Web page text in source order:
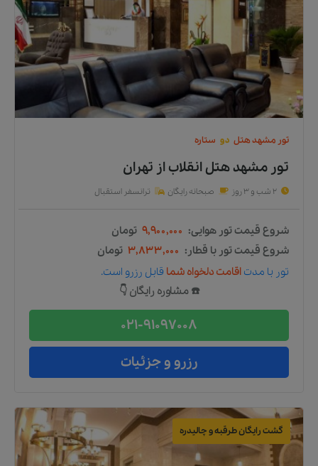
تور مشهدهتل دو ستاره
تور مشهد هتل انقلاباز تهران
2 شب و 3 روز صبحانه رایگان ترانسفر استقبال
شروع قیمت تور هوایی: ۹,۹۰۰,۰۰۰ تومان
شروع قیمت تور با قطار: ۳,۸۳۳,۰۰۰ تومان
تور با مدت اقامت دلخواه شما قابل رزرو است.
☎️ مشاوره رایگان 👇
021-91097008
رزرو و جزئیات
گشت رایگان طرقبه و چالیدره